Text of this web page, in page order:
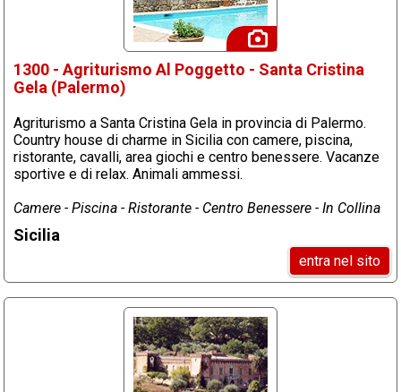
1300 - Agriturismo Al Poggetto - Santa Cristina
Gela (Palermo)
Agriturismo a Santa Cristina Gela in provincia di Palermo.
Country house di charme in Sicilia con camere, piscina,
ristorante, cavalli, area giochi e centro benessere. Vacanze
sportive e di relax. Animali ammessi.
Camere - Piscina - Ristorante - Centro Benessere - In Collina
Sicilia
entra nel sito